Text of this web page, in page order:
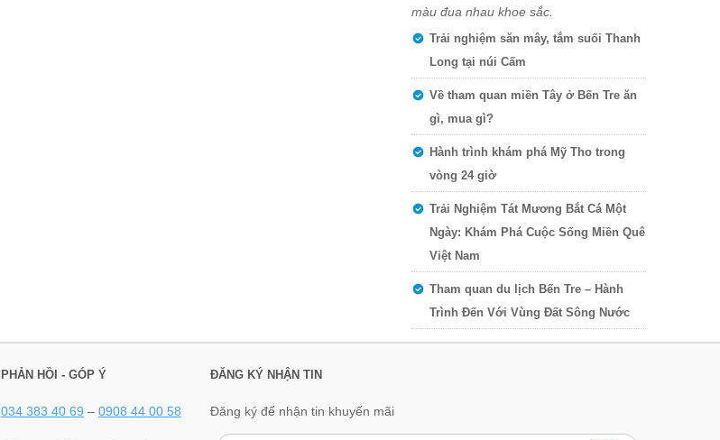
màu đua nhau khoe sắc.
Trải nghiệm săn mây, tắm suối Thanh
Long tại núi Cấm
Về tham quan miền Tây ở Bến Tre ăn
gì, mua gì?
Hành trình khám phá Mỹ Tho trong
vòng 24 giờ
Trải Nghiệm Tát Mương Bắt Cá Một
Ngày: Khám Phá Cuộc Sống Miền Quê
Việt Nam
Tham quan du lịch Bến Tre – Hành
Trình Đến Với Vùng Đất Sông Nước
PHẢN HỒI - GÓP Ý
034 383 40 69 – 0908 44 00 58
ĐĂNG KÝ NHẬN TIN
Đăng ký để nhận tin khuyến mãi